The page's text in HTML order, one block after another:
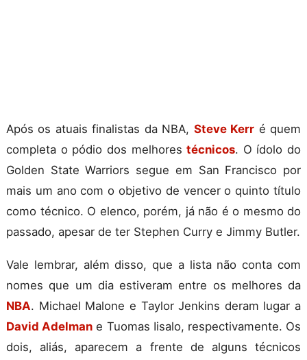
Após os atuais finalistas da NBA, Steve Kerr é quem
completa o pódio dos melhorestécnicos. O ídolo do
Golden State Warriors segue em San Francisco por
mais um ano com o objetivo de vencer o quinto título
como técnico. O elenco, porém, já não é o mesmo do
passado, apesar de ter Stephen Curry e Jimmy Butler.
Vale lembrar, além disso, que a lista não conta com
nomes que um dia estiveram entre os melhores da
NBA. Michael Malone e Taylor Jenkins deram lugar a
David Adelman e Tuomas Iisalo, respectivamente. Os
dois, aliás, aparecem a frente de alguns técnicos